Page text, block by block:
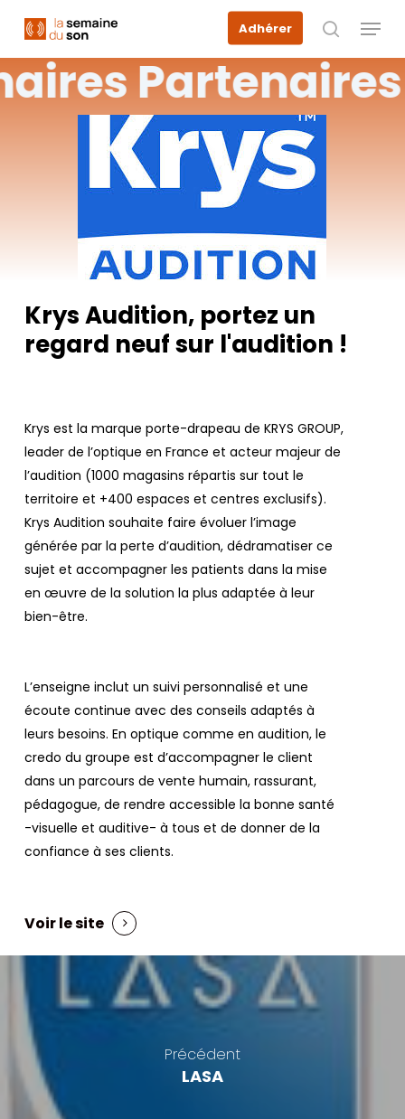
main
content
Adhérer
recherche
Menu
Partenaires
Krys Audition, portez un
regard neuf sur l'audition !
Krys est la marque porte-drapeau de KRYS GROUP,
leader de l’optique en France et acteur majeur de
l’audition (1000 magasins répartis sur tout le
territoire et +400 espaces et centres exclusifs).
Krys Audition souhaite faire évoluer l’image
générée par la perte d’audition, dédramatiser ce
sujet et accompagner les patients dans la mise
en œuvre de la solution la plus adaptée à leur
bien-être.
L’enseigne inclut un suivi personnalisé et une
écoute continue avec des conseils adaptés à
leurs besoins. En optique comme en audition, le
credo du groupe est d’accompagner le client
dans un parcours de vente humain, rassurant,
pédagogue, de rendre accessible la bonne santé
-visuelle et auditive- à tous et de donner de la
confiance à ses clients.
Voir le site
Précédent
LASA